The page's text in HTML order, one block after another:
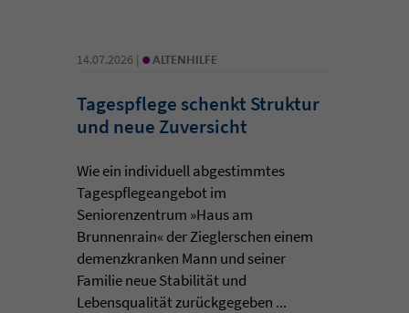
14.07.2026 | • ALTENHILFE
Tagespflege schenkt Struktur
und neue Zuversicht
Wie ein individuell abgestimmtes
Tagespflegeangebot im
Seniorenzentrum »Haus am
Brunnenrain« der Zieglerschen einem
demenzkranken Mann und seiner
Familie neue Stabilität und
Lebensqualität zurückgegeben ...